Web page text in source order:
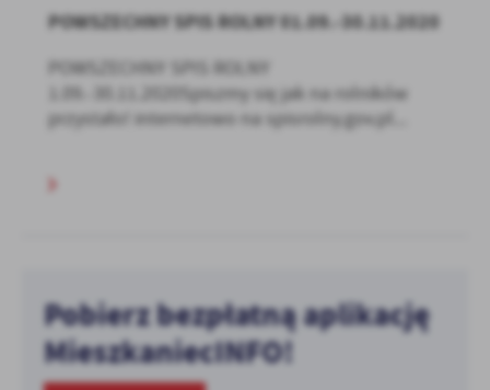
POWSZECHNY SPIS ROLNY 01.09.-30.11.2020
POWSZECHNY SPIS ROLNY
1.09.-30.11.2020Spiszmy się jak na rolników
przystało! internetowo na spisrolny.gov.pl...
Pobierz bezpłatną aplikację
MieszkaniecINFO!